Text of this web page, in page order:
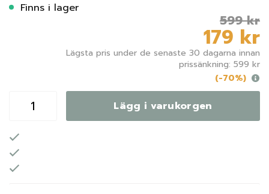
Finns i lager
599 kr
179 kr
Lägsta pris under de senaste 30 dagarna innan
prissänkning: 599 kr
(-70%)
Lägg i varukorgen